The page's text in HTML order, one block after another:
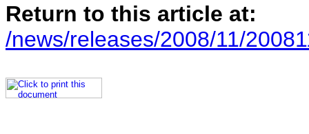
Return to this article at:
/news/releases/2008/11/